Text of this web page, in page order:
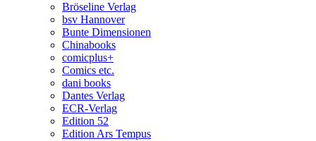
Bröseline Verlag
bsv Hannover
Bunte Dimensionen
Chinabooks
comicplus+
Comics etc.
dani books
Dantes Verlag
ECR-Verlag
Edition 52
Edition Ars Tempus